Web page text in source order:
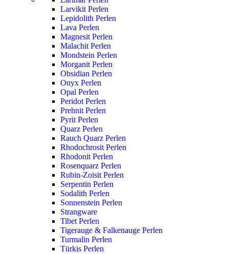
Larvikit Perlen
Lepidolith Perlen
Lava Perlen
Magnesit Perlen
Malachit Perlen
Mondstein Perlen
Morganit Perlen
Obsidian Perlen
Onyx Perlen
Opal Perlen
Peridot Perlen
Prehnit Perlen
Pyrit Perlen
Quarz Perlen
Rauch Quarz Perlen
Rhodochrosit Perlen
Rhodonit Perlen
Rosenquarz Perlen
Rubin-Zoisit Perlen
Serpentin Perlen
Sodalith Perlen
Sonnenstein Perlen
Strangware
Tibet Perlen
Tigerauge & Falkenauge Perlen
Turmalin Perlen
Türkis Perlen